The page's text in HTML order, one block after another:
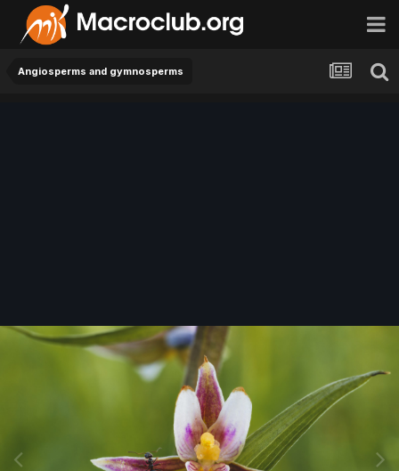
Angiosperms and gymnosperms